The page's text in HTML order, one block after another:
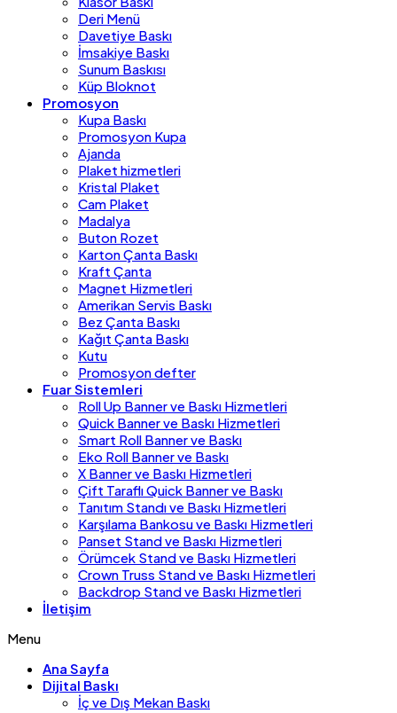
Deri Menü
Davetiye Baskı
İmsakiye Baskı
Sunum Baskısı
Küp Bloknot
Promosyon
Kupa Baskı
Promosyon Kupa
Ajanda
Plaket hizmetleri
Kristal Plaket
Cam Plaket
Madalya
Buton Rozet
Karton Çanta Baskı
Kraft Çanta
Magnet Hizmetleri
Amerikan Servis Baskı
Bez Çanta Baskı
Kağıt Çanta Baskı
Kutu
Promosyon defter
Fuar Sistemleri
Roll Up Banner ve Baskı Hizmetleri
Quick Banner ve Baskı Hizmetleri
Smart Roll Banner ve Baskı
Eko Roll Banner ve Baskı
X Banner ve Baskı Hizmetleri
Çift Taraflı Quick Banner ve Baskı
Tanıtım Standı ve Baskı Hizmetleri
Karşılama Bankosu ve Baskı Hizmetleri
Panset Stand ve Baskı Hizmetleri
Örümcek Stand ve Baskı Hizmetleri
Crown Truss Stand ve Baskı Hizmetleri
Backdrop Stand ve Baskı Hizmetleri
İletişim
Menu
Ana Sayfa
Dijital Baskı
İç ve Dış Mekan Baskı